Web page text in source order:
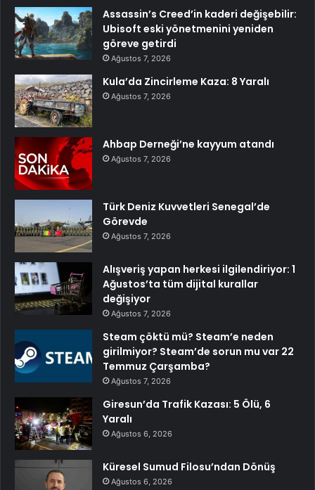
Assassin’s Creed’in kaderi değişebilir:
Ubisoft eski yönetmenini yeniden
göreve getirdi
Ağustos 7, 2026
Kula’da Zincirleme Kaza: 8 Yaralı
Ağustos 7, 2026
Ahbap Derneği’ne kayyum atandı
Ağustos 7, 2026
Türk Deniz Kuvvetleri Senegal’de
Görevde
Ağustos 7, 2026
Alışveriş yapan herkesi ilgilendiriyor: 1
Ağustos’ta tüm dijital kurallar
değişiyor
Ağustos 7, 2026
Steam çöktü mü? Steam’e neden
girilmiyor? Steam’de sorun mu var 22
Temmuz Çarşamba?
Ağustos 7, 2026
Giresun’da Trafik Kazası: 5 Ölü, 6
Yaralı
Ağustos 6, 2026
Küresel Sumud Filosu’ndan Dönüş
Ağustos 6, 2026